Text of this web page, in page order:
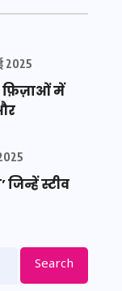
2025
फ़िज़ाओं में
जिन्हें स्टीव
Search